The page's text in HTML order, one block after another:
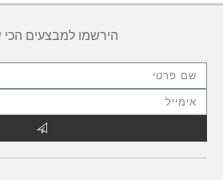
הירשמו למבצעים הכי